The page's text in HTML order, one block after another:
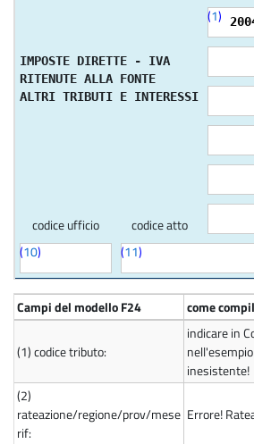
IMPOSTE DIRETTE - IVA
RITENUTE ALLA FONTE
ALTRI TRIBUTI E INTERESSI
(1)
codice ufficio
codice atto
(10) (11)
Campi del modello F24 come
(1)codice tributo:
indicare in
inesistente!
(2)
rateazione/regione/prov/mese
rif:
Errore!